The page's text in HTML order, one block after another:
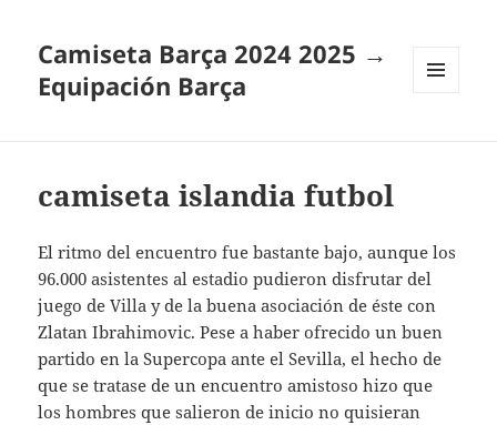
Camiseta Barça 2024 2025 →
Equipación Barça
camiseta islandia futbol
El ritmo del encuentro fue bastante bajo, aunque los
96.000 asistentes al estadio pudieron disfrutar del
juego de Villa y de la buena asociación de éste con
Zlatan Ibrahimovic. Pese a haber ofrecido un buen
partido en la Supercopa ante el Sevilla, el hecho de
que se tratase de un encuentro amistoso hizo que
los hombres que salieron de inicio no quisieran